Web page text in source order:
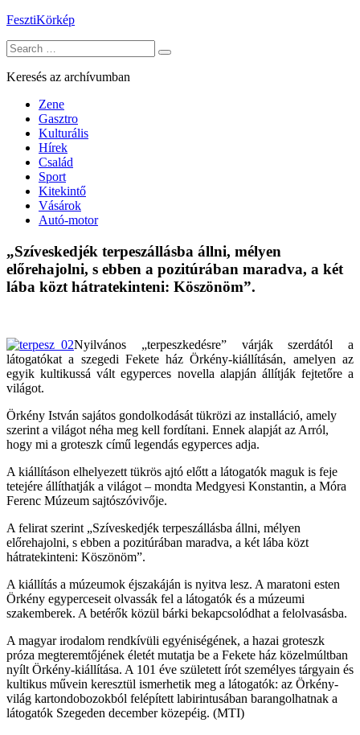
Skip
content
FesztiKörkép
Search
for:
Keresés az archívumban
Zene
Gasztro
Kulturális
Hírek
Család
Sport
Kitekintő
Vásárok
Autó-motor
„Szíveskedjék terpeszállásba állni, mélyen
előrehajolni, s ebben a pozitúrában maradva, a két
lába közt hátratekinteni: Köszönöm”.
Nyilvános „terpeszkedésre” várják szerdától a
látogatókat a szegedi Fekete ház Örkény-kiállításán, amelyen az
egyik kultikussá vált egyperces novella alapján állítják fejtetőre a
világot.
Örkény István sajátos gondolkodását tükrözi az installáció, amely
szerint a világot néha meg kell fordítani. Ennek alapját az Arról,
hogy mi a groteszk című legendás egyperces adja.
A kiállításon elhelyezett tükrös ajtó előtt a látogatók maguk is feje
tetejére állíthatják a világot – mondta Medgyesi Konstantin, a Móra
Ferenc Múzeum sajtószóvivője.
A felirat szerint „Szíveskedjék terpeszállásba állni, mélyen
előrehajolni, s ebben a pozitúrában maradva, a két lába közt
hátratekinteni: Köszönöm”.
A kiállítás a múzeumok éjszakáján is nyitva lesz. A maratoni esten
Örkény egyperceseit olvassák fel a látogatók és a múzeumi
szakemberek. A betérők közül bárki bekapcsolódhat a felolvasásba.
A magyar irodalom rendkívüli egyéniségének, a hazai groteszk
próza megteremtőjének életét mutatja be a Fekete ház közelmúltban
nyílt Örkény-kiállítása. A 101 éve született írót személyes tárgyain és
kultikus művein keresztül ismerhetik meg a látogatók: az Örkény-
világ kartondobozokból felépített labirintusában barangolhatnak a
látogatók Szegeden december közepéig. (MTI)